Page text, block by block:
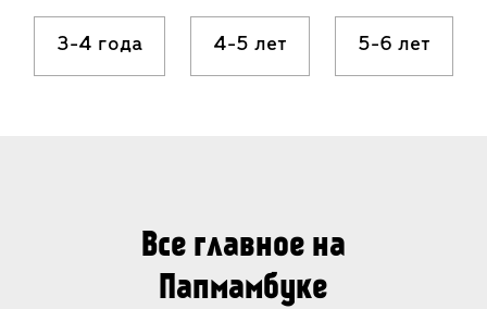
3-4 года 4-5 лет 5-6 лет
Все главное на
Папмамбуке